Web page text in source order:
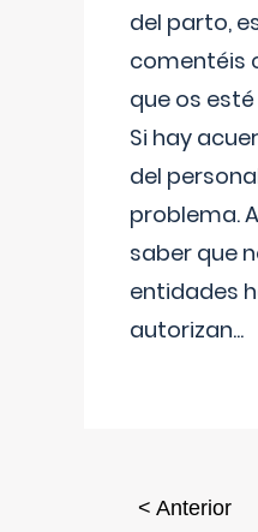
del parto,
comentéis
que os
Si hay
del
problema.
saber que
entidades
autorizan...
< Anterior